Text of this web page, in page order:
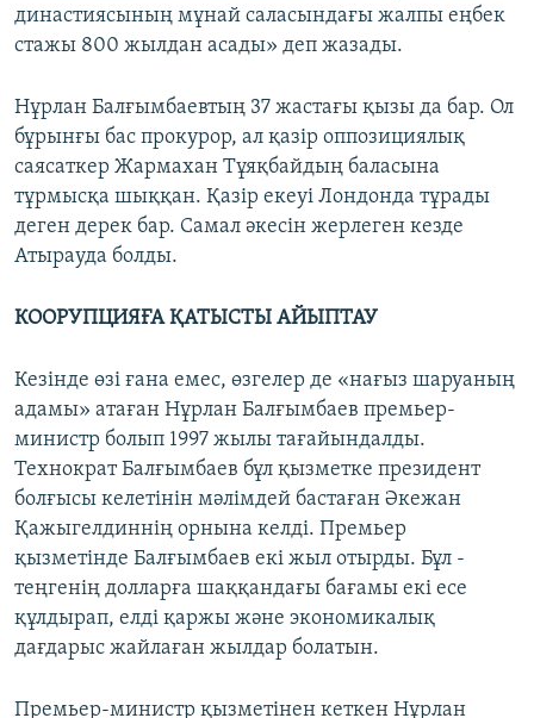
династиясының мұнай саласындағы жалпы еңбек
стажы 800 жылдан асады» деп жазады.
Нұрлан Балғымбаевтың 37 жастағы қызы да бар. Ол
бұрынғы бас прокурор, ал қазір оппозициялық
саясаткер Жармахан Тұяқбайдың баласына
тұрмысқа шыққан. Қазір екеуі Лондонда тұрады
деген дерек бар. Самал әкесін жерлеген кезде
Атырауда болды.
КООРУПЦИЯҒА ҚАТЫСТЫ АЙЫПТАУ
Кезінде өзі ғана емес, өзгелер де «нағыз шаруаның
адамы» атаған Нұрлан Балғымбаев премьер-
министр болып 1997 жылы тағайындалды.
Технократ Балғымбаев бұл қызметке президент
болғысы келетінін мәлімдей бастаған Әкежан
Қажыгелдиннің орнына келді. Премьер
қызметінде Балғымбаев екі жыл отырды. Бұл -
теңгенің долларға шаққандағы бағамы екі есе
құлдырап, елді қаржы және экономикалық
дағдарыс жайлаған жылдар болатын.
Премьер-министр қызметінен кеткен Нұрлан